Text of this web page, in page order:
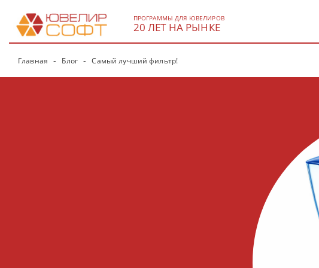
ПРОГРАММЫ ДЛЯ ЮВЕЛИРОВ
20 ЛЕТ НА РЫНКЕ
Главная Блог Самый лучший фильтр!